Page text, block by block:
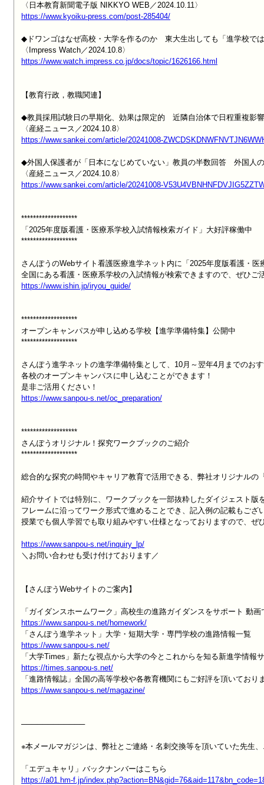
https://www.kyoiku-press.com/post-285404/
◆ドワンゴはなぜ高校・大学を作るのか　東大生出しても「進学校で
https://www.watch.impress.co.jp/docs/topic/1626166.html
【教育行政，教職関連】
◆教員採用試験日の早期化、効果は限定的　近隣自治体で日程重複影
https://www.sankei.com/article/20241008-
◆外国人保護者が「日本になじめていない」教員の半数回答　外国人
https://www.sankei.com/article/20241008-
*******************
「2025年度版看護・医療系学校入試情報検索ガイド」大好評稼働中
*******************
さんぽうのWebサイト看護医療進学ネット内に「2025年度版看護・
https://www.ishin.jp/iryou_guide/
*******************
オープンキャンパスが申し込める学校【進学準備特集】公開中
*******************
さんぽう進学ネットの進学準備特集として、10月～翌年4月までのお
各校のオープンキャンパスに申し込むことができます！
https://www.sanpou-s.net/oc_preparation/
*******************
さんぽうオリジナル！探究ワークブックのご紹介
*******************
総合的な探究の時間やキャリア教育で活用できる、弊社オリジナル
紹介サイトでは特別に、ワークブックを一部抜粋したダイジェスト版
フレームに沿ってワーク形式で進めることでき、記入例の記載もござ
授業でも個人学習でも取り組みやすい仕様となっておりますので、ぜ
https://www.sanpou-s.net/inquiry_lp/
＼お問い合わせも受け付けております／
【さんぽうWebサイトのご案内】
https://www.sanpou-s.net/homework/
https://www.sanpou-s.net/
https://times.sanpou-s.net/
https://www.sanpou-s.net/magazine/
────────────
※本メールマガジンは、弊社とご連絡・名刺交換等を頂いていた先生
https://a01.hm-f.jp/